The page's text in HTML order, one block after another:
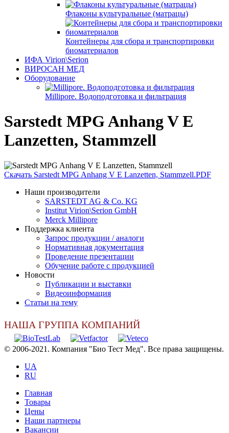
Флаконы культуральные (матрацы)
Контейнеры для сбора и транспортировки
биоматериалов
ИФА Virion\Serion
ВИРОСАН МЕД
Оборудование
Millipore. Водоподготовка и фильтрация
Sarstedt MPG Anhang V E
Lanzetten, Stammzell
Скачать Sarstedt MPG Anhang V E Lanzetten, Stammzell.PDF
Наши производители
SARSTEDT AG & Co. KG
Institut Virion\Serion GmbH
Merck Millipore
Поддержка клиента
Запрос продукции / аналоги
Нормативная документация
Проведение презентации
Обучение работе с продукцией
Новости
Публикации и выставки
Видеоинформация
Статьи на тему
НАША ГРУППА КОМПАНИЙ
© 2006-2021. Компания "Био Тест Мед". Все права защищены.
UA
RU
Главная
Товары
Цены
Наши партнеры
Вакансии